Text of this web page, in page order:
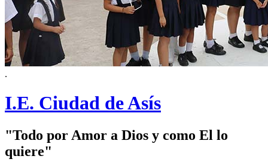
.
I.E. Ciudad de Asís
"Todo por Amor a Dios y como El lo
quiere"